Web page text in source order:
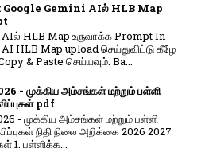
Google Gemini AIல் HLB Map
HLB Map உருவாக்க Prompt In
HLB Map upload செய்துவிட்டு கீழே
& Paste செய்யவும். Ba...
- முக்கிய அம்சங்கள் மற்றும் பள்ளி
pdf
- முக்கிய அம்சங்கள் மற்றும் பள்ளி
நிதி நிலை அறிக்கை 2026 2027
1. பள்ளிக்க...